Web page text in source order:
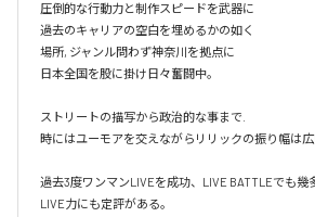
圧倒的な行動力と制作スピードを武器に
過去のキャリアの空白を埋めるかの如く
場所, ジャンル問わず神奈川を拠点に
日本全国を股に掛け日々奮闘中。
ストリートの描写から政治的な事まで.
時にはユーモアを交えながらリリックの振り幅は広
過去3度ワンマンLIVEを成功、LIVE BATTLEでも幾
LIVE力にも定評がある。